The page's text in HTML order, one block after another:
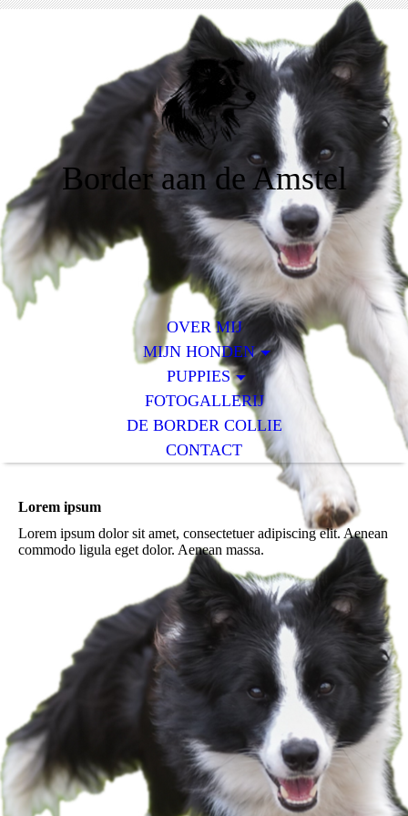
Border aan de Amstel
OVER MIJ
MIJN HONDEN
PUPPIES
FOTOGALLERIJ
DE BORDER COLLIE
CONTACT
Lorem ipsum
Lorem ipsum dolor sit amet, consectetuer adipiscing elit. Aenean
commodo ligula eget dolor. Aenean massa.